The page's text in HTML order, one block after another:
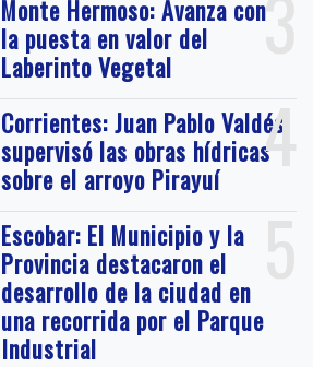
3
Monte Hermoso: Avanza con
la puesta en valor del
Laberinto Vegetal
4
Corrientes: Juan Pablo Valdés
supervisó las obras hídricas
sobre el arroyo Pirayuí
5
Escobar: El Municipio y la
Provincia destacaron el
desarrollo de la ciudad en
una recorrida por el Parque
Industrial